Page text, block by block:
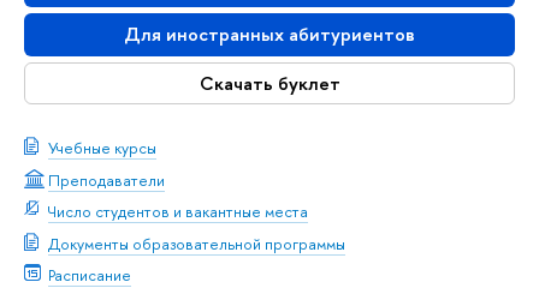
Для иностранных абитуриентов
Скачать буклет
Учебные курсы
Преподаватели
Число студентов и вакантные места
Документы образовательной программы
Расписание